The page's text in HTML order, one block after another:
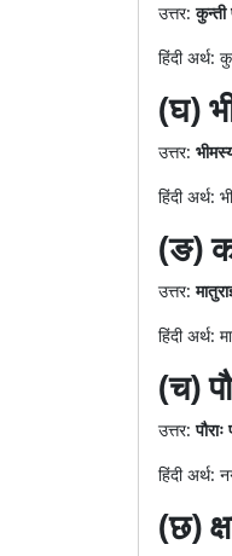
उत्तर:
हिंदी अर्थ:
(घ)
उत्तर:
हिंदी अर्थ:
(ङ)
उत्तर:
हिंदी अर्थ:
(च)
उत्तर:
हिंदी अर्थ:
(छ)